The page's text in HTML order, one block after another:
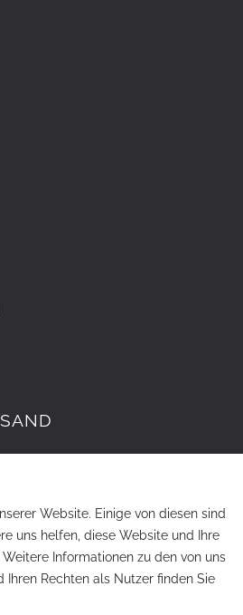
Website. Einige von diesen sind
uns helfen, diese Website und Ihre
Informationen zu den von uns
Ihren Rechten als Nutzer finden Sie